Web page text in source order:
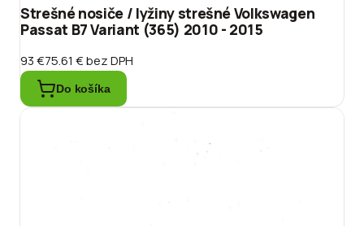
Strešné nosiče / lyžiny strešné Volkswagen
Passat B7 Variant (365) 2010 - 2015
93 €75.61 €bez DPH
Do košíka